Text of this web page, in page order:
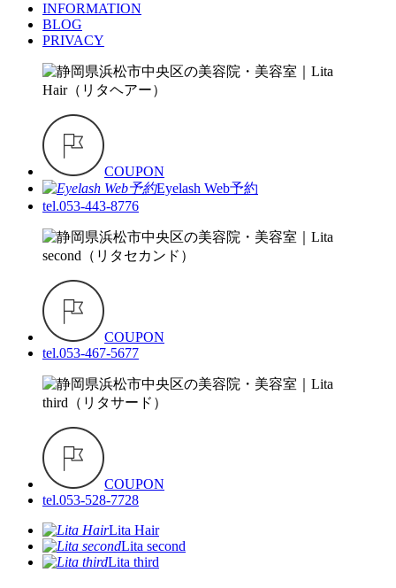
INFORMATION
BLOG
PRIVACY
COUPON
Eyelash Web予約
tel.053-443-8776
COUPON
tel.053-467-5677
COUPON
tel.053-528-7728
Lita Hair
Lita second
Lita third